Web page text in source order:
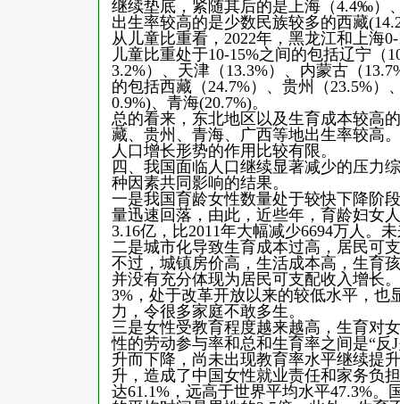
继续垫底，紧随其后的是上海（4.4‰
出生率较高的是少数民族较多的西藏
从儿童比重看，2022年，黑龙江和上海
儿童比重处于10-15%之间的包括辽宁（
3.2%）、天津（13.3%）、内蒙古（
的包括西藏（24.7%）、贵州（23.5%）
0.9%)、青海(20.7%)。
总的看来，东北地区以及生育成本较高
藏、贵州、青海、广西等地出生率较高
人口增长形势的作用比较有限。
四、我国面临人口继续显著减少的压力
种因素共同影响的结果。
一是我国育龄女性数量处于较快下降阶
量迅速回落，由此，近些年，育龄妇女
3.16亿，比2011年大幅减少6694万人。
二是城市化导致生育成本过高，居民可
不过，城镇房价高，生活成本高，生育
并没有充分体现为居民可支配收入增长
3%，处于改革开放以来的较低水平，也
力，令很多家庭不敢多生。
三是女性受教育程度越来越高，生育对
性的劳动参与率和总和生育率之间是“
升而下降，尚未出现教育率水平继续提
升，造成了中国女性就业责任和家务负
达61.1%，远高于世界平均水平47.3%